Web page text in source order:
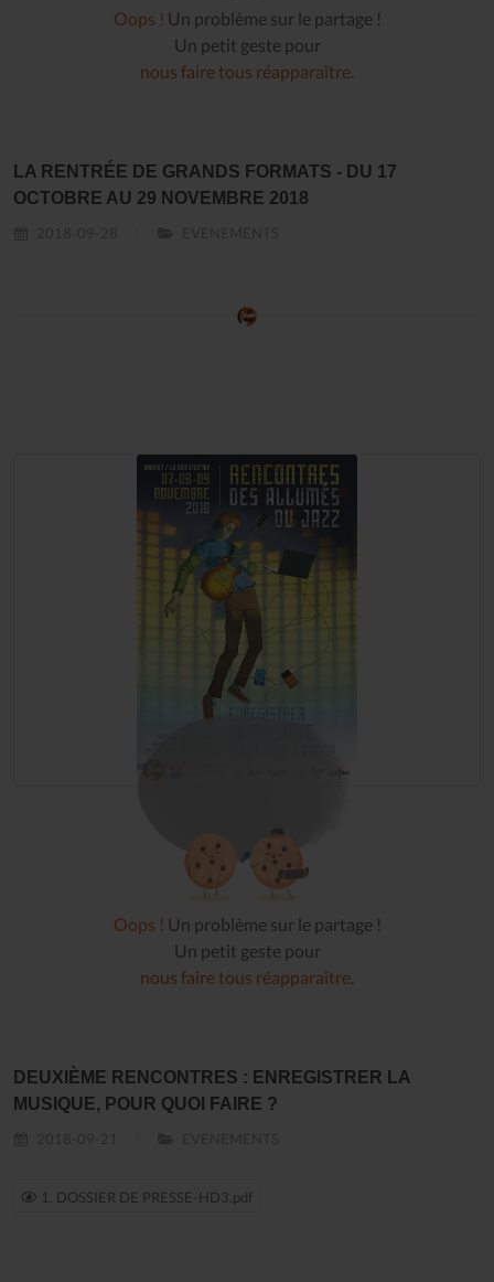
Oops ! Un problème sur le partage !
Un petit geste pour
nous faire tous réapparaître.
LA RENTRÉE DE GRANDS FORMATS - DU 17
OCTOBRE AU 29 NOVEMBRE 2018
Oops ! Un problème sur le partage !
Un petit geste pour
nous faire tous réapparaître
DEUXIÈME RENCONTRES : ENREGISTRER LA
MUSIQUE, POUR QUOI FAIRE ?
1. DOSSIER DE PRESSE-HD3.pdf